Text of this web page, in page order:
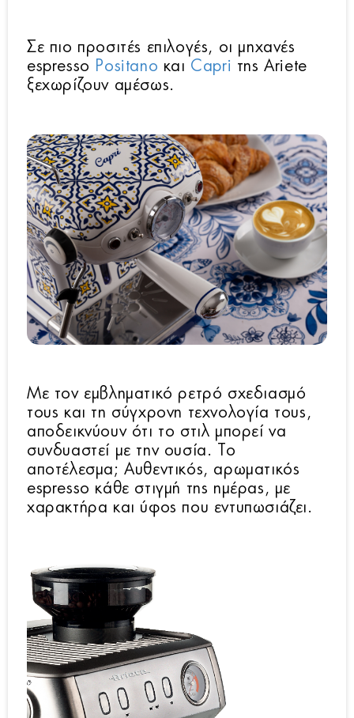
Σε πιο προσιτές επιλογές, οι μηχανές
espresso Positano και Capri της Ariete
ξεχωρίζουν αμέσως.
Με τον εμβληματικό ρετρό σχεδιασμό
τους και τη σύγχρονη τεχνολογία τους,
αποδεικνύουν ότι το στιλ μπορεί να
συνδυαστεί με την ουσία. Το
αποτέλεσμα; Αυθεντικός, αρωματικός
espresso κάθε στιγμή της ημέρας, με
χαρακτήρα και ύφος που εντυπωσιάζει.